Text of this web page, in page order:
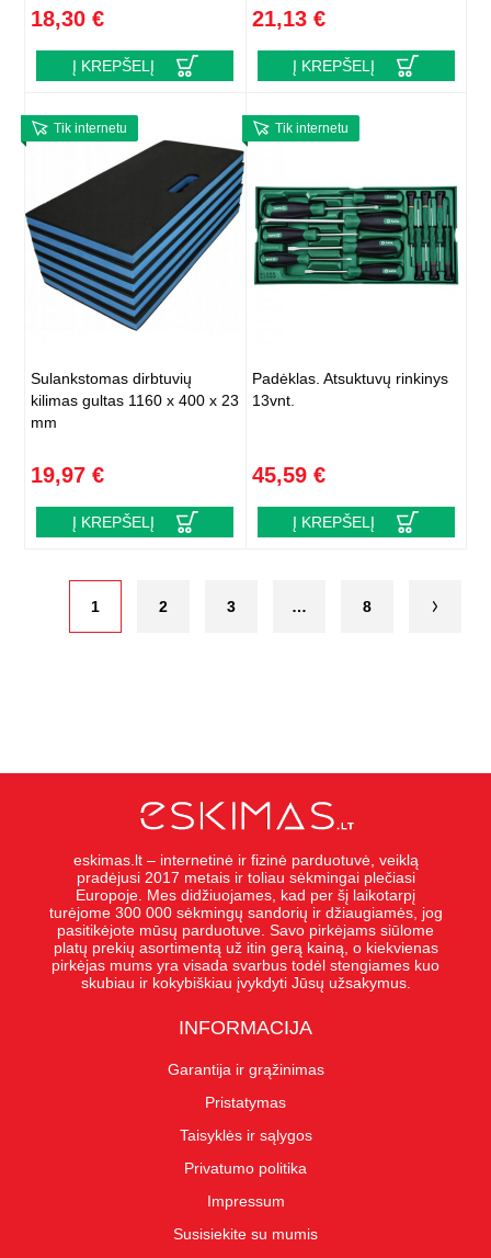
18,30 €
Į KREPŠELĮ
21,13 €
Į KREPŠELĮ
Tik internetu
Sulankstomas dirbtuvių
kilimas gultas 1160 x 400 x 23
mm
19,97 €
Į KREPŠELĮ
Tik internetu
Padėklas. Atsuktuvų rinkinys
13vnt.
45,59 €
Į KREPŠELĮ
1 2 3 … 8
eskimas.lt – internetinė ir fizinė parduotuvė, veiklą
pradėjusi 2017 metais ir toliau sėkmingai plečiasi
Europoje. Mes didžiuojames, kad per šį laikotarpį
turėjome 300 000 sėkmingų sandorių ir džiaugiamės, jog
pasitikėjote mūsų parduotuve. Savo pirkėjams siūlome
platų prekių asortimentą už itin gerą kainą, o kiekvienas
pirkėjas mums yra visada svarbus todėl stengiames kuo
skubiau ir kokybiškiau įvykdyti Jūsų užsakymus.
INFORMACIJA
Garantija ir grąžinimas
Pristatymas
Taisyklės ir sąlygos
Privatumo politika
Impressum
Susisiekite su mumis